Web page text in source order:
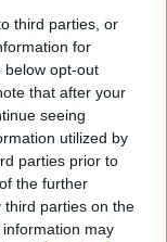
third parties, or
for
below opt-out
that after your
seeing
utilized by
parties prior to
the further
third parties on the
information may
parcheggio
incaricati
Olbia, la prima